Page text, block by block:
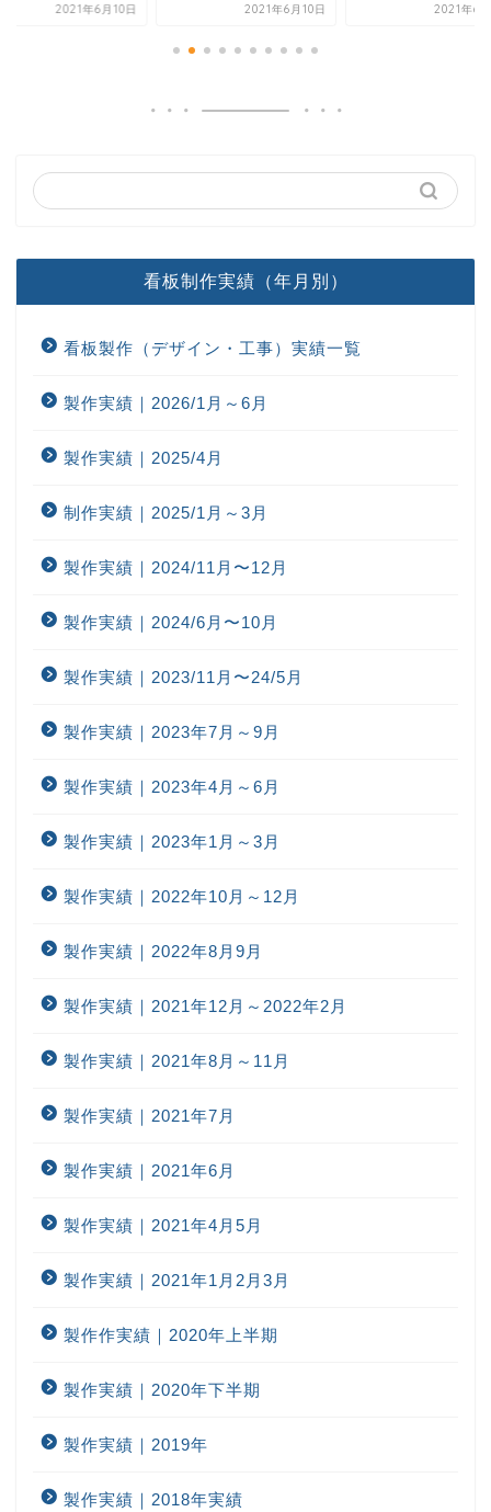
2021年6月10日 2021年6月10日 2021年6
看板制作実績（年月別）
看板製作（デザイン・工事）実績一覧
製作実績｜2026/1月～6月
製作実績｜2025/4月
制作実績｜2025/1月～3月
製作実績｜2024/11月〜12月
製作実績｜2024/6月〜10月
製作実績｜2023/11月〜24/5月
製作実績｜2023年7月～9月
製作実績｜2023年4月～6月
製作実績｜2023年1月～3月
製作実績｜2022年10月～12月
製作実績｜2022年8月9月
製作実績｜2021年12月～2022年2月
製作実績｜2021年8月～11月
製作実績｜2021年7月
製作実績｜2021年6月
製作実績｜2021年4月5月
製作実績｜2021年1月2月3月
製作作実績｜2020年上半期
製作実績｜2020年下半期
製作実績｜2019年
製作実績｜2018年実績